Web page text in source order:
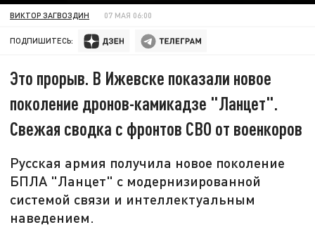
ВИКТОР ЗАГВОЗДИН 07 МАЯ 06:00
ПОДПИШИТЕСЬ:
Это прорыв. В Ижевске показали новое
поколение дронов-камикадзе "Ланцет".
Свежая сводка с фронтов СВО от военкоров
Русская армия получила новое поколение
БПЛА "Ланцет" с модернизированной
системой связи и интеллектуальным
наведением.